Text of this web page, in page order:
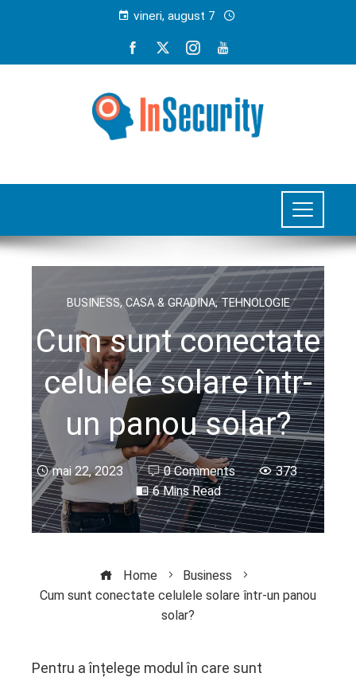
vineri, august 7
BUSINESS,CASA & GRADINA,TEHNOLOGIE
Cum sunt conectate
celulele solare într-
un panou solar?
mai 22, 2023 0 Comments
373
6 Mins Read
Home
Business
Cum sunt conectate celulele solare într-un panou
solar?
Pentru a înțelege modul în care sunt